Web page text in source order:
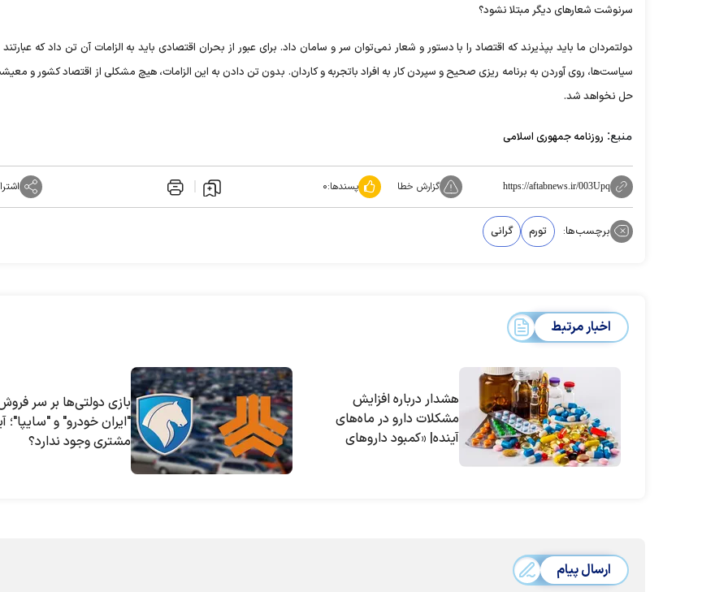
سرنوشت شعار‌های دیگر مبتلا نشود؟
دولتمردان ما باید بپذیرند که اقتصاد را با دستور و شعار نمی‌توان سر و سامان داد. برای عبور از بحران اقتصادی باید به الزامات آن تن داد که عبارتند
سیاست‌ها، روی آوردن به برنامه ریزی صحیح و سپردن کار به افراد باتجربه و کاردان. بدون تن دادن به این الزامات، هیچ مشکلی از اقتصاد کشور و
حل نخواهد شد.
منبع: روزنامه جمهوری اسلامی
https://aftabnews.ir/003Upq گزارش خطا پسندها:۰
برچسب‌ها: تورم گرانی
اخبار مرتبط
هشدار درباره افزایش
مشکلات دارو در ماه‌های
آینده| «کمبود دارو‌های
بازی دولتی‌ها بر سر
"ایران خودرو" و "سایپا"؛
مشتری وجود ندارد؟
ارسال پیام